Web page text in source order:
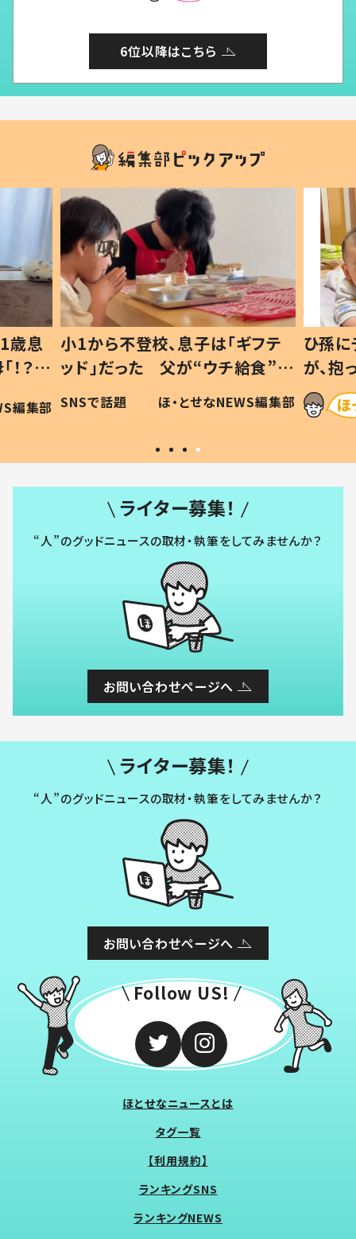
6位以降はこちら
歳息
？」
編集部
小1から不登校、息子は「ギフテ
ッド」だった 父が“ウチ給食”を
作り続ける理由とは #令和の親
#令和の子
SNSで話題 ほ・とせなNEWS編集部
ひ孫
が、
「涙が
い」
ライター募集！
“人”のグッドニュースの取材・執筆をしてみませんか？
お問い合わせページへ
ライター募集！
“人”のグッドニュースの取材・執筆をしてみませんか？
お問い合わせページへ
Follow US!
ほとせなニュースとは
タグ一覧
【利用規約】
ランキングSNS
ランキングNEWS